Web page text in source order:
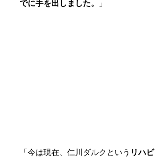
でに手を出しました。
」
「今は現在、仁川ダルクという リハ